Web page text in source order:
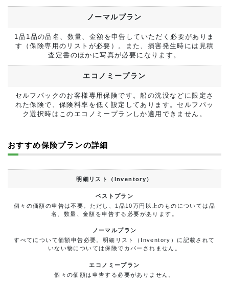
ノーマルプラン
1品1品の品名、数量、金額を申告していただく必要がありま
す（保険専用のリストが必要）。また、損害発生時には見積
査定書のほかに写真が必要になります。
エコノミープラン
セルフパックのお客様専用保険です。船の沈没などに限定さ
れた保険で、保険料率を低く設定してあります。セルフパッ
ク選択時はこのエコノミープランしか適用できません。
おすすめ保険プランの詳細
明細リスト（Inventory）
個々の価額の申告は不要。ただし、1品10万円以上のものについては品
名、数量、金額を申告する必要があります。
すべてについて価額申告必要。明細リスト（Inventory）に記載されて
いない物については保険でカバーされません。
個々の価額は申告する必要がありません。